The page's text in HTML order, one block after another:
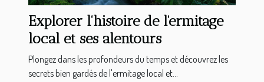
Explorer l'histoire de l'ermitage
local et ses alentours
Plongez dans les profondeurs du temps et découvrez les
secrets bien gardés de l'ermitage local et...